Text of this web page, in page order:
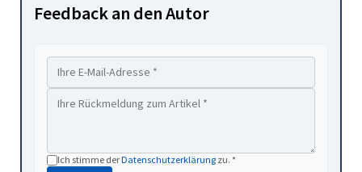
Feedback an den Autor
Ich stimme derDatenschutzerklärung zu. *